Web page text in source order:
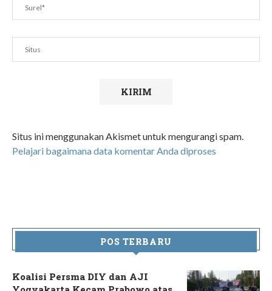
Situs ini menggunakan Akismet untuk mengurangi spam.
Pelajari bagaimana data komentar Anda diproses
POS TERBARU
Koalisi Persma DIY dan AJI